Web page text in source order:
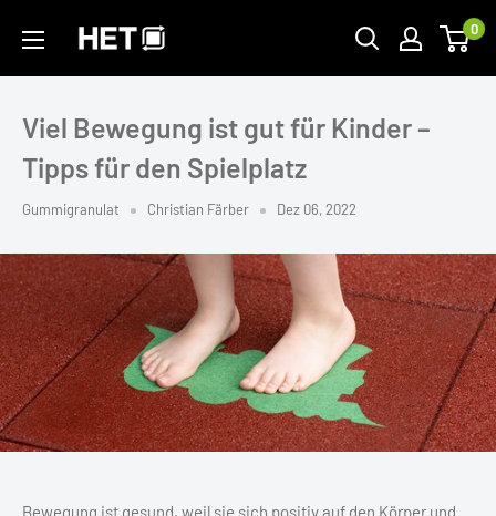
Inhalt
wechseln
HET
0
Viel Bewegung ist gut für Kinder –
Tipps für den Spielplatz
Gummigranulat Christian Färber Dez 06, 2022
Bewegung ist gesund, weil sie sich positiv auf den Körper und